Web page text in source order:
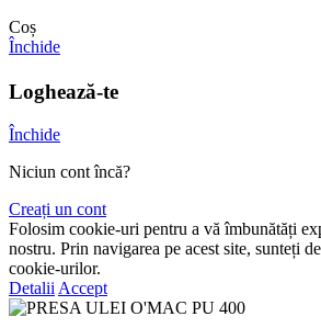
Coș
Închide
Loghează-te
Închide
Niciun cont încă?
Creați un cont
Folosim cookie-uri pentru a vă îmbunătăți
nostru. Prin navigarea pe acest site, sunteți
cookie-urilor.
Detalii Accept